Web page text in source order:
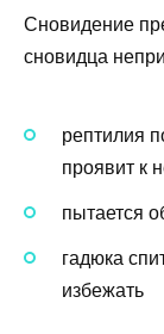
Сновидение
сновидца
рептилия
проявит к
пытается
гадюка
избежать